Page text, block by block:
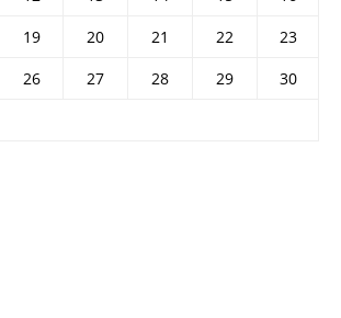
19 20 21 22
23
26 27 28 29
30